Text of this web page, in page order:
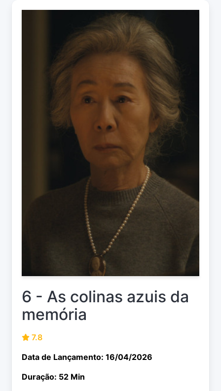
6 - As colinas azuis da
memória
7.8
Data de Lançamento: 16/04/2026
Duração: 52 Min